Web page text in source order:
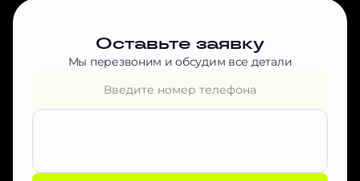
Оставьте заявку
Мы перезвоним и обсудим все детали